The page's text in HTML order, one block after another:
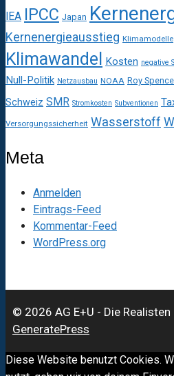
IEA IPCC Japan
Kernenergieausstieg Klimamodelle
Klimawandel Kosten negative
Null-Politik Netzausbau NOAA Roy
Schweiz SMR Stromkosten Subventionen
Versorgungssicherheit Wasserstoff
Meta
Anmelden
Eintrags-Feed
Kommentar-Feed
WordPress.org
© 2026 AG E+U - Die Realisten
GeneratePress
Diese Website benutzt Cookies.